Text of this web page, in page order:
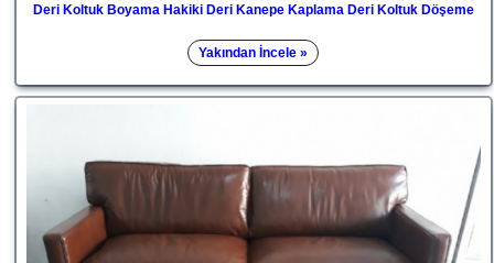
Deri Koltuk Boyama Hakiki Deri Kanepe Kaplama Deri Koltuk Döşeme
Yakından İncele »